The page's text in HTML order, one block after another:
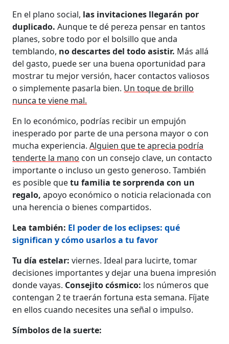
En el plano social, las invitaciones llegarán por
duplicado. Aunque te dé pereza pensar en tantos
planes, sobre todo por el bolsillo que anda
temblando, no descartes del todo asistir. Más allá
del gasto, puede ser una buena oportunidad para
mostrar tu mejor versión, hacer contactos valiosos
o simplemente pasarla bien. Un toque de brillo
nunca te viene mal.
En lo económico, podrías recibir un empujón
inesperado por parte de una persona mayor o con
mucha experiencia.Alguien que te aprecia podría
tenderte la mano con un consejo clave, un contacto
importante o incluso un gesto generoso. También
es posible quetu familia te sorprenda con un
regalo,apoyo económico o noticia relacionada con
una herencia o bienes compartidos.
Lea también: El poder de los eclipses: qué
significan y cómo usarlos a tu favor
Tu día estelar:viernes. Ideal para lucirte, tomar
decisiones importantes y dejar una buena impresión
donde vayas. Consejito cósmico: los números que
contengan 2 te traerán fortuna esta semana. Fíjate
en ellos cuando necesites una señal o impulso.
Símbolos de la suerte: